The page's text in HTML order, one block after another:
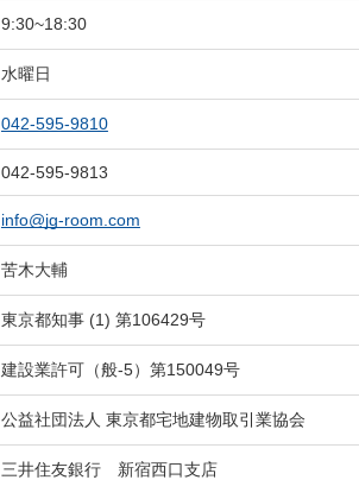
9:30~18:30
水曜日
042-595-9810
042-595-9813
info@jg-room.com
苦木大輔
東京都知事 (1) 第106429号
建設業許可（般-5）第150049号
公益社団法人 東京都宅地建物取引業協会
三井住友銀行 新宿西口支店